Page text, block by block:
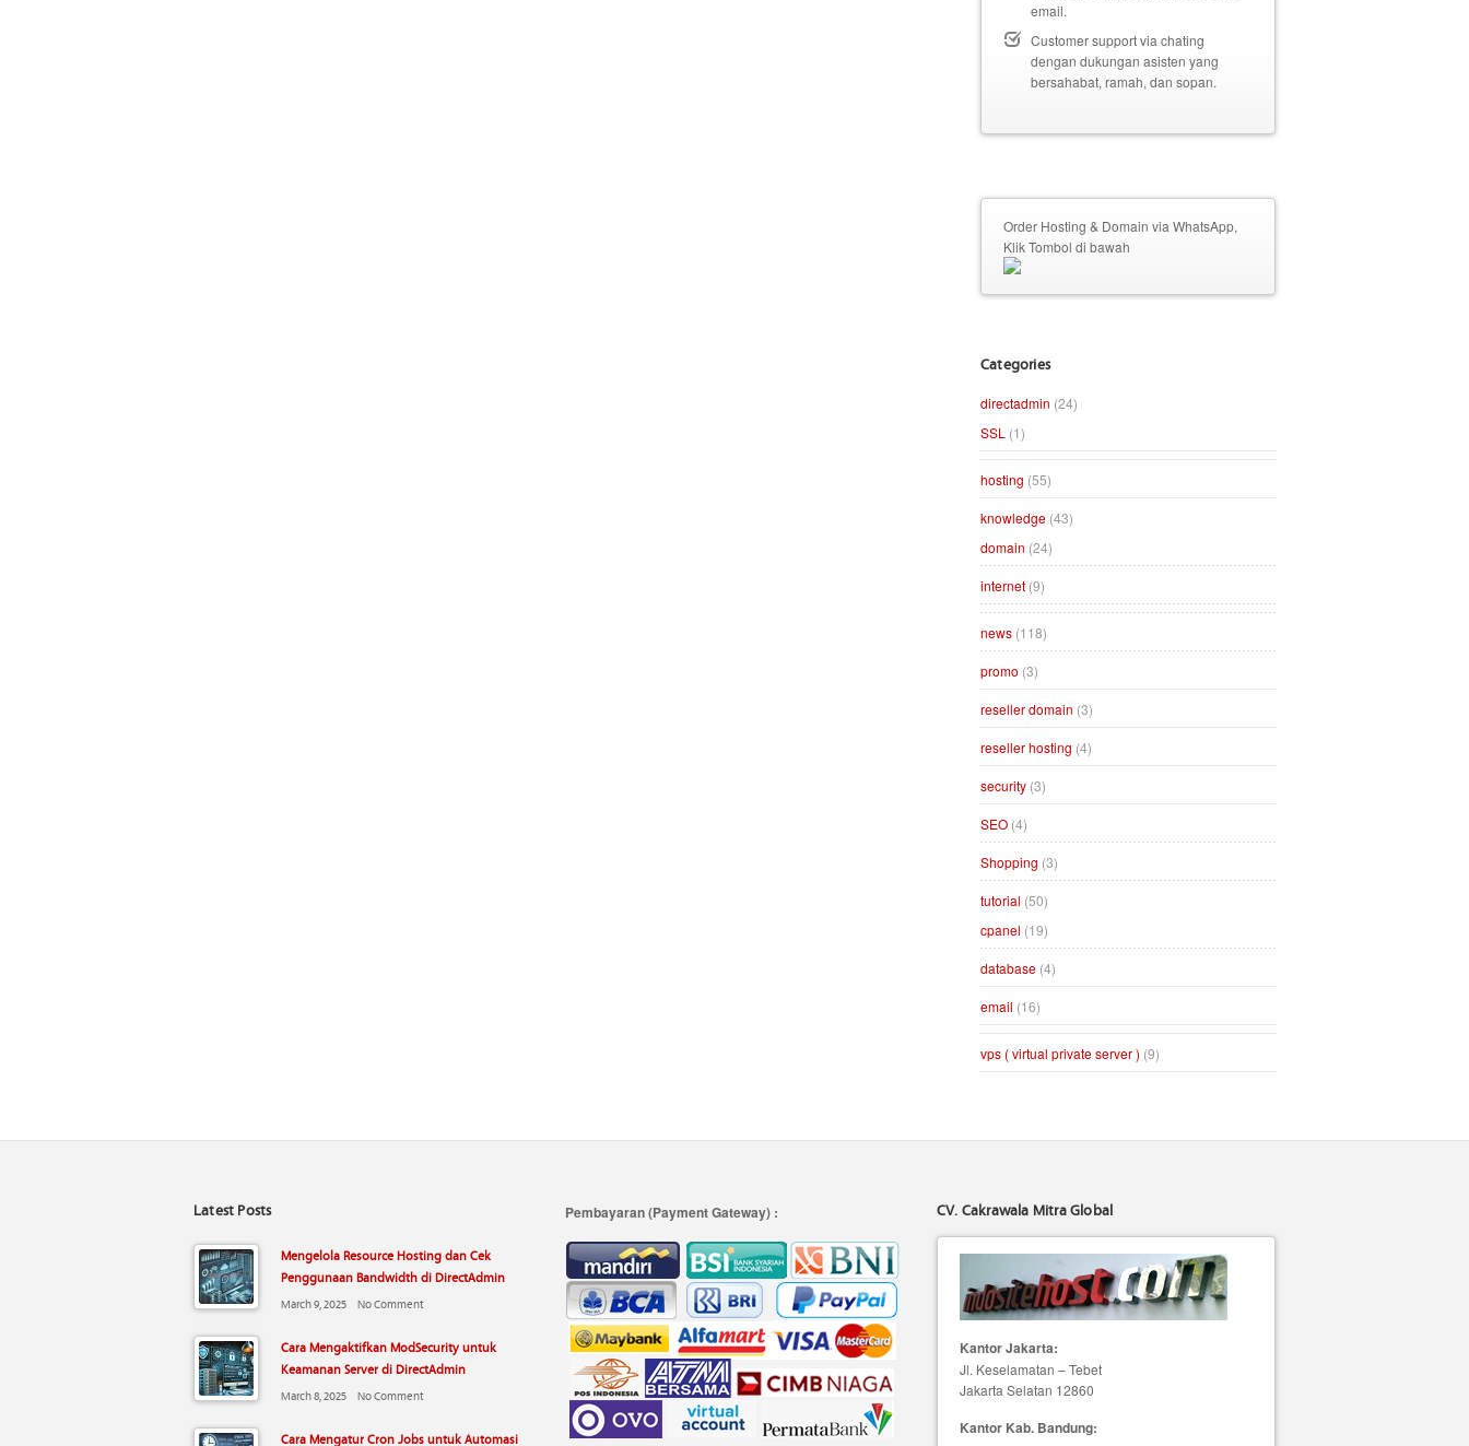
email.
Customer support via chating
dengan dukungan asisten yang
bersahabat, ramah, dan sopan.
Order Hosting & Domain via WhatsApp,
Klik Tombol di bawah
Categories
directadmin (24)
SSL (1)
hosting (55)
knowledge (43)
domain (24)
internet (9)
news (118)
promo (3)
reseller domain (3)
reseller hosting (4)
security (3)
SEO (4)
Shopping (3)
tutorial (50)
cpanel (19)
database (4)
email (16)
vps ( virtual private server ) (9)
Latest Posts
Mengelola Resource Hosting dan Cek
Penggunaan Bandwidth di DirectAdmin
March 9, 2025 No Comment
Cara Mengaktifkan ModSecurity untuk
Keamanan Server di DirectAdmin
March 8, 2025 No Comment
Cara Mengatur Cron Jobs untuk Automasi
Pembayaran (Payment Gateway) : CV. Cakrawala Mitra Global
Kantor Jakarta:
Jl. Keselamatan – Tebet
Jakarta Selatan 12860
Kantor Kab. Bandung: